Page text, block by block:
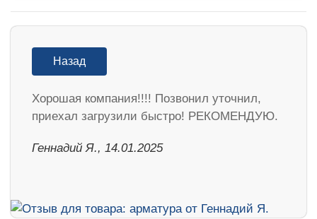
Назад
Хорошая компания!!!! Позвонил уточнил,
приехал загрузили быстро! РЕКОМЕНДУЮ.
Геннадий Я., 14.01.2025